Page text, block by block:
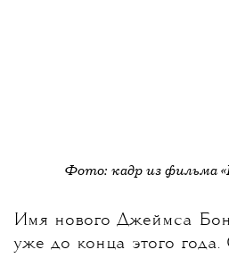
Фото: кадр из фильма
Имя нового Джеймса
уже до конца этого года.